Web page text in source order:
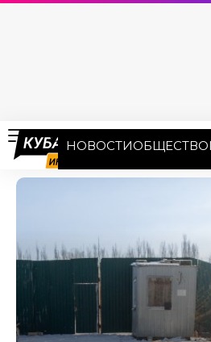
НОВОСТИОБЩЕСТВО